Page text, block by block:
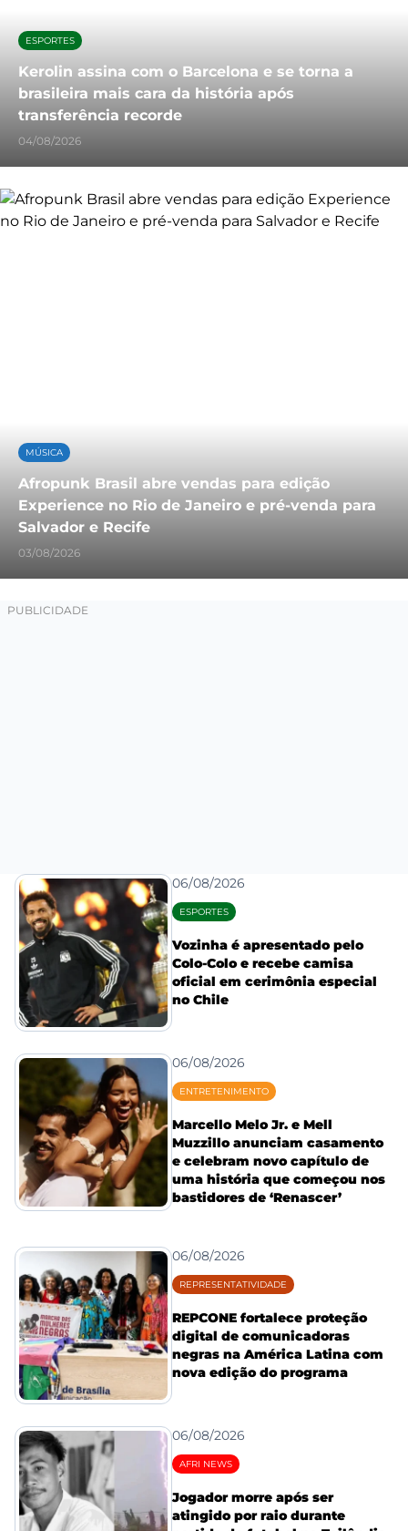
ESPORTES
Kerolin assina com o Barcelona e se torna a
brasileira mais cara da história após
transferência recorde
04/08/2026
MÚSICA
Afropunk Brasil abre vendas para edição
Experience no Rio de Janeiro e pré-venda para
Salvador e Recife
03/08/2026
06/08/2026
ESPORTES
Vozinha é apresentado pelo
Colo-Colo e recebe camisa
oficial em cerimônia especial
no Chile
06/08/2026
ENTRETENIMENTO
Marcello Melo Jr. e Mell
Muzzillo anunciam casamento
e celebram novo capítulo de
uma história que começou nos
bastidores de ‘Renascer’
06/08/2026
REPRESENTATIVIDADE
REPCONE fortalece proteção
digital de comunicadoras
negras na América Latina com
nova edição do programa
06/08/2026
AFRI NEWS
Jogador morre após ser
atingido por raio durante